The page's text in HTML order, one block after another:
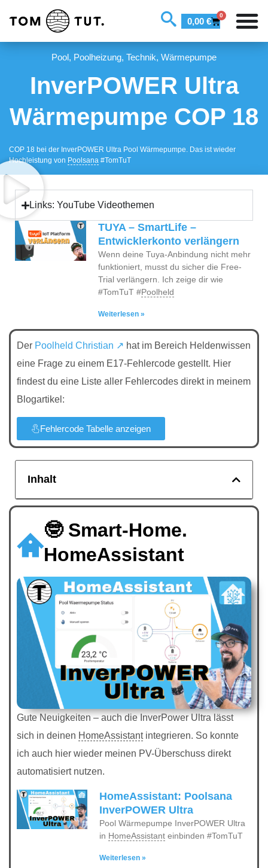
0,00 €
0
Pool, Poolheizung, Technik, Wärmepumpe
InverPOWER Ultra
Wärmepumpe COP 18
COP 18 bei der InverPOWER Ultra Pool Wärmepumpe. Das ist wieder
Hochleistung von Poolsana #TomTuT
Links: YouTube Videothemen
TUYA – SmartLife –
Entwicklerkonto verlängern
Wenn deine Tuya-Anbindung nicht mehr
funktioniert, musst du sicher die Free-
Trial verlängern. Ich zeige dir wie
#TomTuT #Poolheld
Weiterlesen »
Der Poolheld Christian ↗ hat im Bereich Heldenwissen
eine Frage zu einem E17-Fehlercode gestellt. Hier
findest du eine Liste aller Fehlercodes direkt in meinem
Blogartikel:
Fehlercode Tabelle anzeigen
Inhalt
🤓 Smart-Home.
HomeAssistant
Gute Neuigkeiten – auch die InverPower Ultra lässt
sich in deinen HomeAssistantintegrieren. So konnte
ich auch hier wieder meinen PV-Überschuss direkt
automatisiert nutzen.
HomeAssistant: Poolsana
InverPOWER Ultra
Pool Wärmepumpe InverPOWER Ultra
in HomeAssistanteinbinden #TomTuT
Weiterlesen »